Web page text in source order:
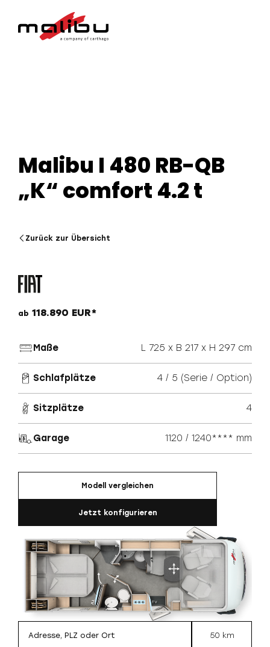
Malibu I 480 RB-QB
„K“ comfort 4.2 t
Zurück zur Übersicht
ab 118.890 EUR*
Maße L 725 x B 217 x H 297 cm
Schlafplätze 4 / 5 (Serie / Option)
Sitzplätze 4
Garage 1120 / 1240**** mm
Modell vergleichen
Jetzt konfigurieren
50 km